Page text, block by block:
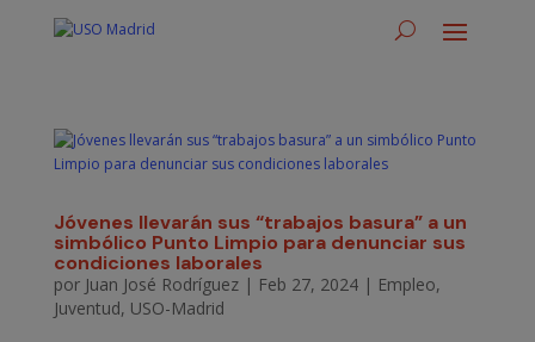
Jóvenes llevarán sus “trabajos basura” a un
simbólico Punto Limpio para denunciar sus
condiciones laborales
por Juan José Rodríguez| Feb 27, 2024| Empleo,
Juventud, USO-Madrid